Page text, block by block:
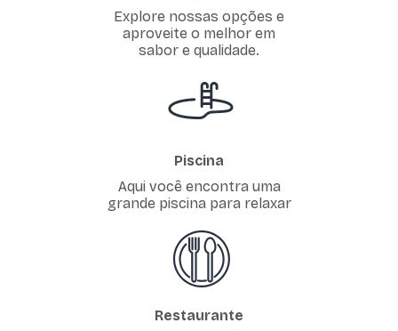
Explore nossas opções e
aproveite o melhor em
sabor e qualidade.
Piscina
Aqui você encontra uma
grande piscina para relaxar
Restaurante